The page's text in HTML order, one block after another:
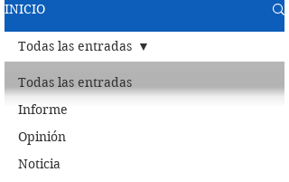
INICIO
Todas las entradas
Informe
Opinión
Noticia
Todas las entradas